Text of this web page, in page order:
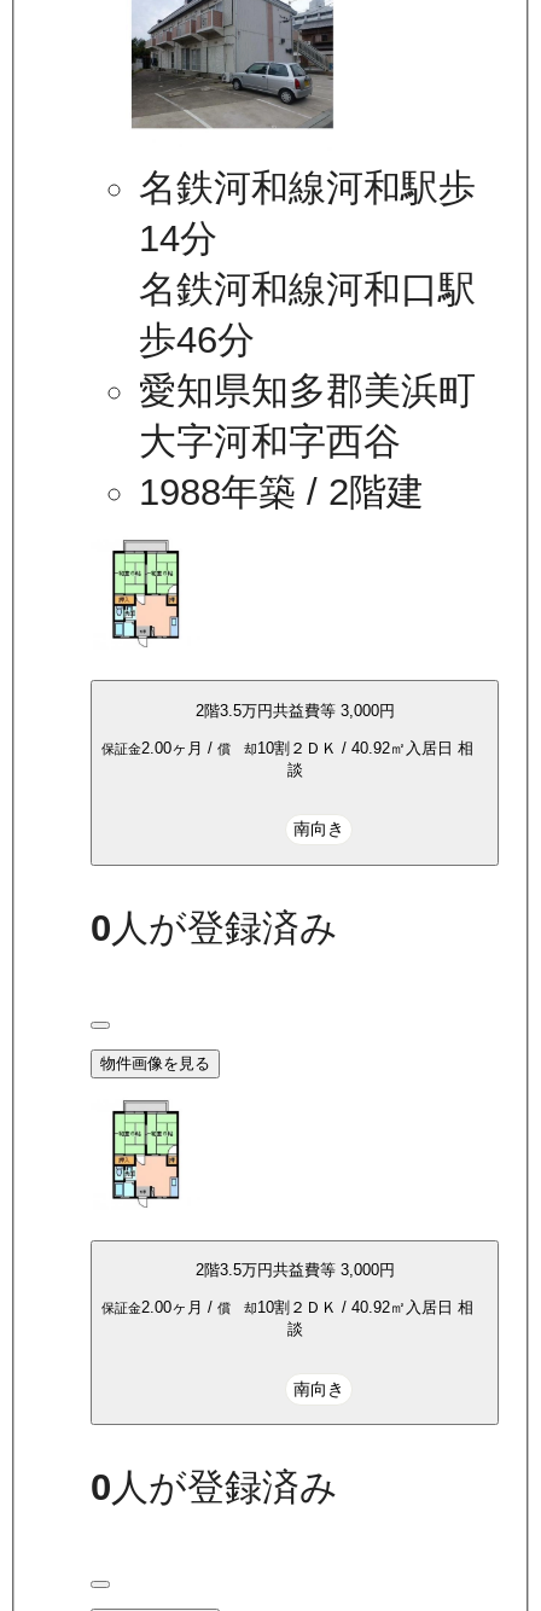
名鉄河和線河和駅歩
14分
名鉄河和線河和口駅
歩46分
愛知県知多郡美浜町
大字河和字西谷
1988年築 / 2階建
2階3.5万円共益費等 3,000円
保証金2.00ヶ月 / 償 却10割 ２ＤＫ / 40.92㎡ 入居日 相
談
南向き
0 人が登録済み
物件画像を見る
2階3.5万円共益費等 3,000円
保証金2.00ヶ月 / 償 却10割 ２ＤＫ / 40.92㎡ 入居日 相
談
南向き
0 人が登録済み